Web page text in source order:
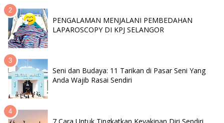
PENGALAMAN MENJALANI PEMBEDAHAN
LAPAROSCOPY DI KPJ SELANGOR
Seni dan Budaya: 11 Tarikan di Pasar Seni Yang
Anda Wajib Rasai Sendiri